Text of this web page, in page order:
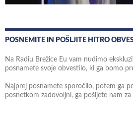
POSNEMITE IN POŠLJITE HITRO
Na Radiu Brežice Eu vam nudimo
posnamete svoje obvestilo, ki ga bomo
Najprej posnamete sporočilo, potem ga
posnetkom zadovoljni, ga pošljete nam za